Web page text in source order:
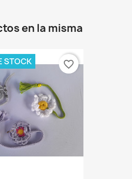
en la misma
STOCK favorite_border